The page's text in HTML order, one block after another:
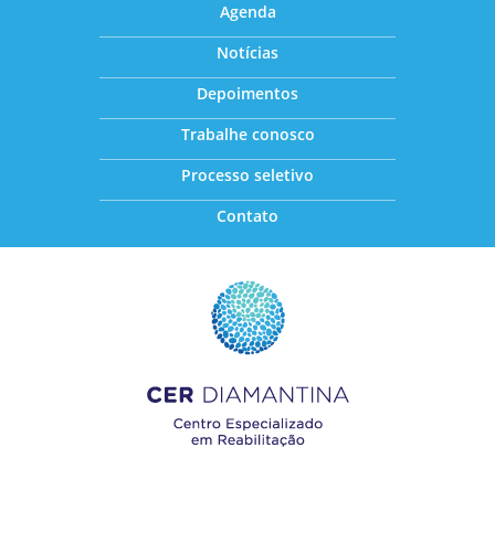
Agenda
Notícias
Depoimentos
Trabalhe conosco
Processo seletivo
Contato